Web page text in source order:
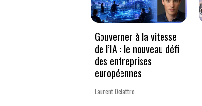
Gouverner à la vitesse
de l’IA : le nouveau défi
des entreprises
européennes
Laurent Delattre